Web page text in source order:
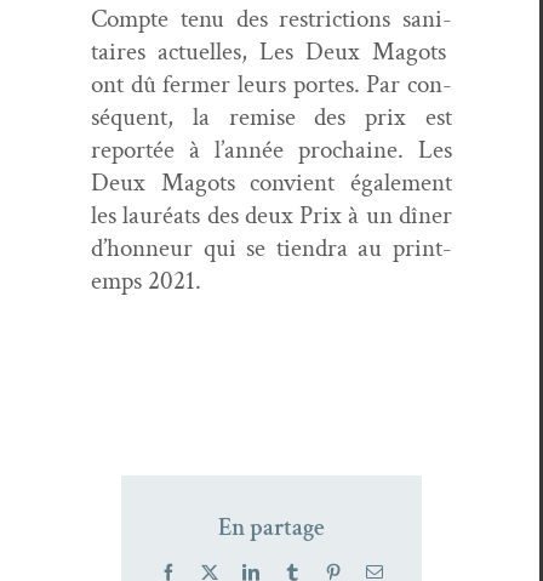
Compte tenu des restric­tions san­i­
taires actuelles, Les Deux Magots
ont dû fer­mer leurs portes. Par con­
séquent, la remise des prix est
reportée à l’année prochaine. Les
Deux Magots con­vient égale­ment
les lau­réats des deux Prix à un dîn­er
d’honneur qui se tien­dra au print­
emps 2021.
En partage
Facebook LinkedInTumblr PinterestEmail